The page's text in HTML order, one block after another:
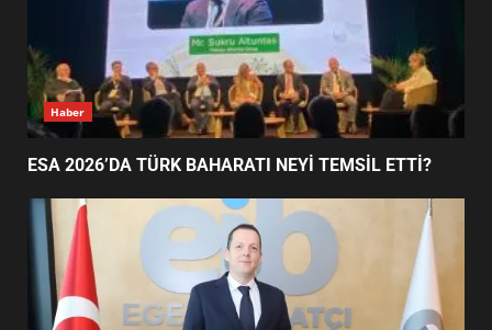
4
EDREMİT’İN GURURU TÜRKİYE
FİNALİNDE NE BAŞARDI?
5
BALIKESİR MÜZELERİNDE SÜRE
UZATILDI: NE DEĞİŞTİ?
Haber
ESA 2026’DA TÜRK BAHARATI NEYİ TEMSİL ETTİ?